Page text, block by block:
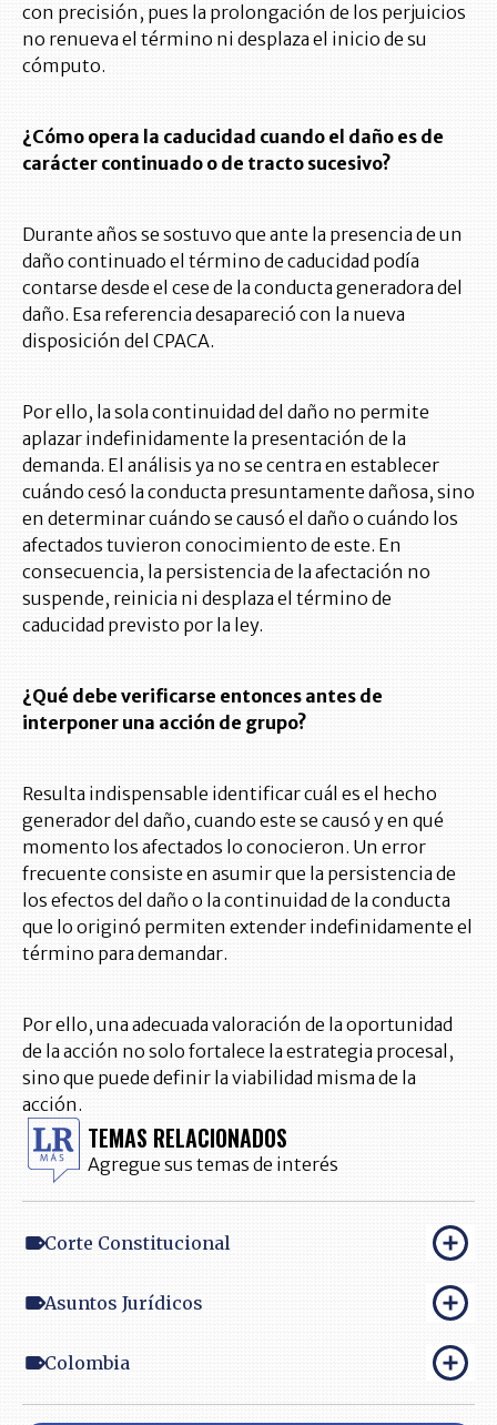
con precisión, pues la prolongación de los perjuicios
no renueva el término ni desplaza el inicio de su
cómputo.
¿Cómo opera la caducidad cuando el daño es de
carácter continuado o de tracto sucesivo?
Durante años se sostuvo que ante la presencia de un
daño continuado el término de caducidad podía
contarse desde el cese de la conducta generadora del
daño. Esa referencia desapareció con la nueva
disposición del CPACA.
Por ello, la sola continuidad del daño no permite
aplazar indefinidamente la presentación de la
demanda. El análisis ya no se centra en establecer
cuándo cesó la conducta presuntamente dañosa, sino
en determinar cuándo se causó el daño o cuándo los
afectados tuvieron conocimiento de este. En
consecuencia, la persistencia de la afectación no
suspende, reinicia ni desplaza el término de
caducidad previsto por la ley.
¿Qué debe verificarse entonces antes de
interponer una acción de grupo?
Resulta indispensable identificar cuál es el hecho
generador del daño, cuando este se causó y en qué
momento los afectados lo conocieron. Un error
frecuente consiste en asumir que la persistencia de
los efectos del daño o la continuidad de la conducta
que lo originó permiten extender indefinidamente el
término para demandar.
Por ello, una adecuada valoración de la oportunidad
de la acción no solo fortalece la estrategia procesal,
sino que puede definir la viabilidad misma de la
acción.
TEMAS RELACIONADOS
Agregue sus temas de interés
Corte Constitucional
Asuntos Jurídicos
Colombia